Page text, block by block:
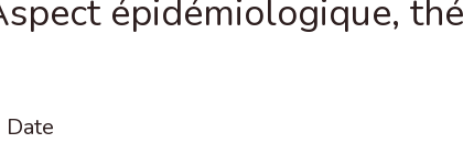
épidémiologique,
Date